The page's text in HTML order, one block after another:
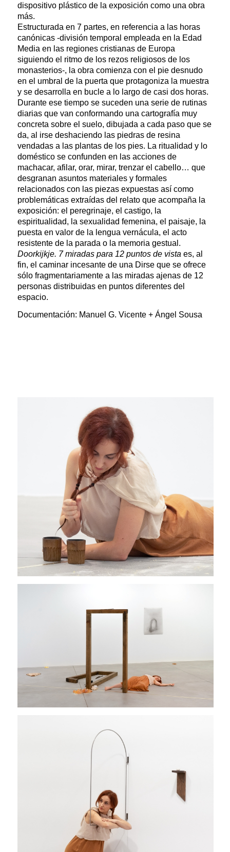
dispositivo plástico de la exposición como una obra
más.
Estructurada en 7 partes, en referencia a las horas
canónicas -división temporal empleada en la Edad
Media en las regiones cristianas de Europa
siguiendo el ritmo de los rezos religiosos de los
monasterios-, la obra comienza con el pie desnudo
en el umbral de la puerta que protagoniza la muestra
y se desarrolla en bucle a lo largo de casi dos horas.
Durante ese tiempo se suceden una serie de rutinas
diarias que van conformando una cartografía muy
concreta sobre el suelo, dibujada a cada paso que se
da, al irse deshaciendo las piedras de resina
vendadas a las plantas de los pies. La ritualidad y lo
doméstico se confunden en las acciones de
machacar, afilar, orar, mirar, trenzar el cabello… que
desgranan asuntos materiales y formales
relacionados con las piezas expuestas así como
problemáticas extraídas del relato que acompaña la
exposición: el peregrinaje, el castigo, la
espiritualidad, la sexualidad femenina, el paisaje, la
puesta en valor de la lengua vernácula, el acto
resistente de la parada o la memoria gestual.
Doorkijkje. 7 miradas para 12 puntos de vista es, al
fin, el caminar incesante de una Dirse que se ofrece
sólo fragmentariamente a las miradas ajenas de 12
personas distribuidas en puntos diferentes del
espacio.
Documentación: Manuel G. Vicente + Ángel Sousa